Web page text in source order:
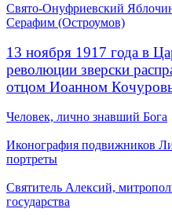
Свято-Онуфриевский
Серафим (Остроумов)
13 ноября 1917 года в
революции зверски
отцом Иоанном
Человек, лично знавший Бога
Иконография подвижников
портреты
Святитель Алексий,
государства